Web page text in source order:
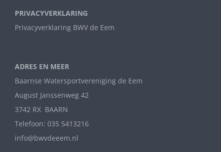
PRIVACYVERKLARING
Privacyverklaring BWV de Eem
ADRES EN MEER
Baarnse Watersportvereniging de Eem
August Janssenweg 42
3742 RX BAARN
Telefoon: 035 5413216
info@bwvdeeem.nl